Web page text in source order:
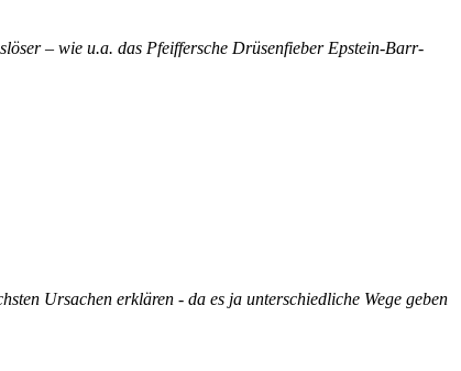
– wie u.a. das Pfeiffersche Drüsenfieber Epstein-Barr-
Ursachen erklären - da es ja unterschiedliche Wege geben